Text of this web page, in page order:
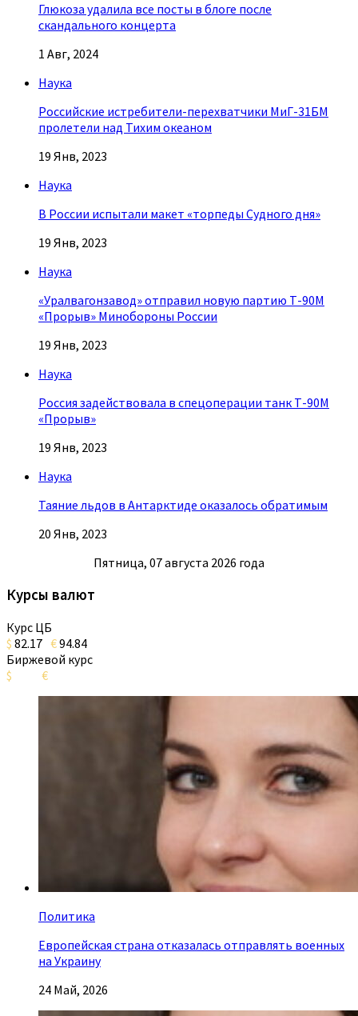
Глюкоза удалила все посты в блоге после
скандального концерта
1 Авг, 2024
Наука
Российские истребители-перехватчики МиГ-31БМ
пролетели над Тихим океаном
19 Янв, 2023
Наука
В России испытали макет «торпеды Судного дня»
19 Янв, 2023
Наука
«Уралвагонзавод» отправил новую партию Т-90М
«Прорыв» Минобороны России
19 Янв, 2023
Наука
Россия задействовала в спецоперации танк Т-90М
«Прорыв»
19 Янв, 2023
Наука
Таяние льдов в Антарктиде оказалось обратимым
20 Янв, 2023
Пятница, 07 августа 2026 года
Курсы валют
Курс ЦБ
$ 82.17 €94.84
Биржевой курс
$
€
Политика
Европейская страна отказалась отправлять военных
на Украину
24 Май, 2026